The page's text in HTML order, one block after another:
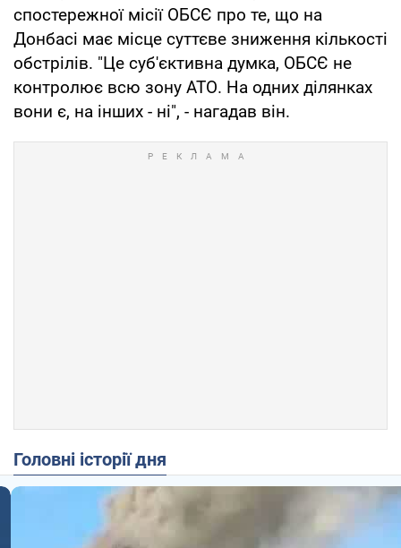
спостережної місії ОБСЄ про те, що на
Донбасі має місце суттєве зниження кількості
обстрілів. "Це суб'єктивна думка, ОБСЄ не
контролює всю зону АТО. На одних ділянках
вони є, на інших - ні", - нагадав він.
Головні історії дня